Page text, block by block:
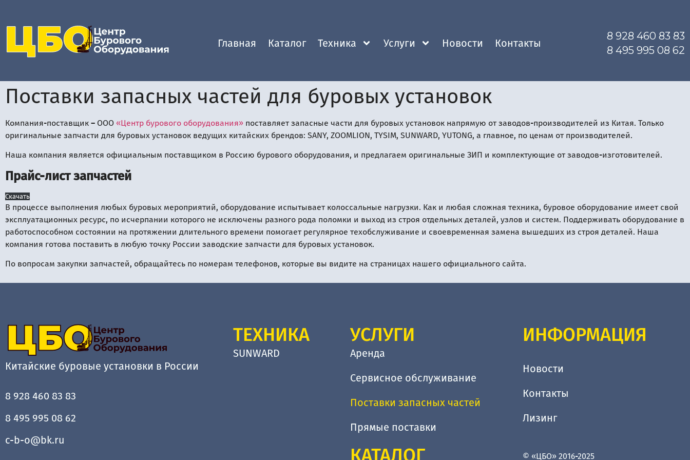
Главная Каталог Техника Услуги Новости Контакты
8 928 460 83 83
8 495 995 08 62
Поставки запасных частей для буровых установок
Компания-поставщик – ООО «Центр бурового оборудования» поставляет запасные части для буровых установок напрямую от заводов-производителей из Китая. Только
оригинальные запчасти для буровых установок ведущих китайских брендов: SANY, ZOOMLION, TYSIM, SUNWARD, YUTONG, а главное, по ценам от производителей.
Наша компания является официальным поставщиком в Россию бурового оборудования, и предлагаем оригинальные ЗИП и комплектующие от заводов-изготовителей.
Прайс-лист запчастей
Скачать
В процессе выполнения любых буровых мероприятий, оборудование испытывает колоссальные нагрузки. Как и любая сложная техника, буровое оборудование имеет свой
эксплуатационных ресурс, по исчерпании которого не исключены разного рода поломки и выход из строя отдельных деталей, узлов и систем. Поддерживать оборудование в
работоспособном состоянии на протяжении длительного времени помогает регулярное техобслуживание и своевременная замена вышедших из строя деталей. Наша
компания готова поставить в любую точку России заводские запчасти для буровых установок.
По вопросам закупки запчастей, обращайтесь по номерам телефонов, которые вы видите на страницах нашего официального сайта.
Китайские буровые установки в России
8 928 460 83 83
8 495 995 08 62
c-b-o@bk.ru
ТЕХНИКА
SUNWARD
УСЛУГИ
Аренда
Сервисное обслуживание
Поставки запасных частей
Прямые поставки
КАТАЛОГ
ИНФОРМАЦИЯ
Новости
Контакты
Лизинг
© «ЦБО» 2016-2025